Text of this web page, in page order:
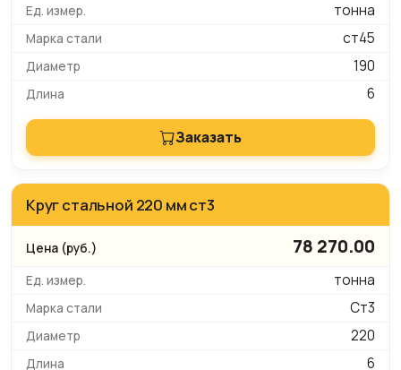
тонна
ст45
190
6
Заказать
Круг стальной 220 мм ст3
78 270.00
тонна
Ст3
220
6